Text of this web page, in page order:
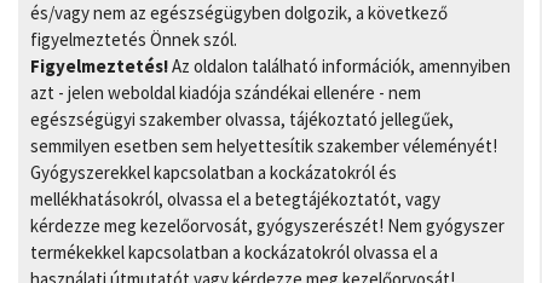
és/vagy nem az egészségügyben dolgozik, a következő
figyelmeztetés Önnek szól.
Figyelmeztetés!Az oldalon található információk, amennyiben
azt - jelen weboldal kiadója szándékai ellenére - nem
egészségügyi szakember olvassa, tájékoztató jellegűek,
semmilyen esetben sem helyettesítik szakember véleményét!
Gyógyszerekkel kapcsolatban a kockázatokról és
mellékhatásokról, olvassa el a betegtájékoztatót, vagy
kérdezze meg kezelőorvosát, gyógyszerészét! Nem gyógyszer
termékekkel kapcsolatban a kockázatokról olvassa el a